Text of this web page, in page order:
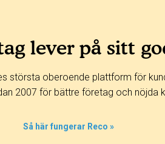
lever på sitt
största oberoende plattform för
2007 för bättre företag och nöjda
Så här fungerar Reco »